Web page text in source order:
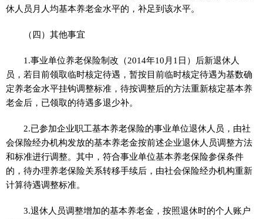
休人员月人均基本养老金水平的，补足到该水平。
（四）其他事宜
1.事业单位养老保险制改（2014年10月1日）后新退休人
员，若目前领取临时核定待遇，暂按目前临时核定待遇为基数确
定养老金水平挂钩调整标准，待按调整后的方法重新核定基本养
老金后，已领取的待遇多退少补。
2.已参加企业职工基本养老保险的事业单位退休人员，由社
会保险经办机构发放的基本养老金按前述企业退休人员调整方法
和标准进行调整。其中，符合事业单位基本养老保险参保条件
的，待办理养老保险关系转移手续后，由社会保险经办机构重新
计算待遇调整标准。
3.退休人员调整增加的基本养老金，按照退休时的个人账户